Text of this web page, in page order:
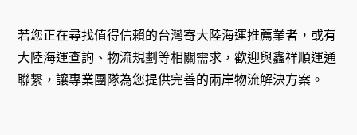
若您正在尋找值得信賴的台灣寄大陸海運推薦業者，或有
大陸海運查詢、物流規劃等相關需求，歡迎與鑫祥順運通
聯繫，讓專業團隊為您提供完善的兩岸物流解決方案。
——————————————————-